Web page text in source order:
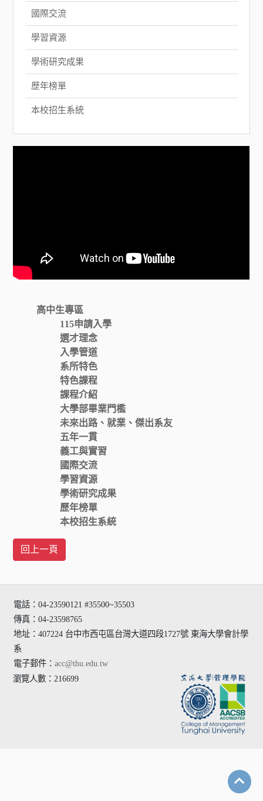
國際交流
學習資源
學術研究成果
歷年榜單
本校招生系統
高中生專區
115申請入學
選才理念
入學管道
系所特色
特色課程
課程介紹
大學部畢業門檻
未來出路、就業、傑出系友
五年一貫
義工與實習
國際交流
學習資源
學術研究成果
歷年榜單
本校招生系統
電話：04-23590121 #35500~35503
傳真：04-23598765
地址：407224 台中市西屯區台灣大道四段1727號 東海大學會計學
系
電子郵件：acc@thu.edu.tw
瀏覽人數：216699